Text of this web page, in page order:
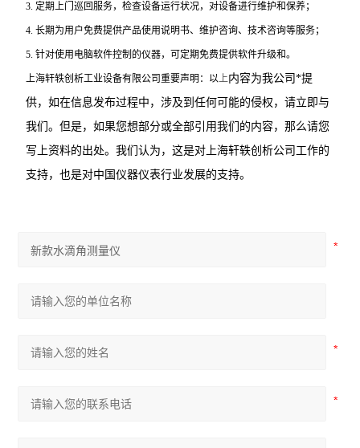
3. 定期上门巡回服务，检查设备运行状况，对设备进行维护和保养；
4.长期为用户免费提供产品使用说明书、维护咨询、技术咨询等服务；
5.针对使用电脑软件控制的仪器，可定期免费提供软件升级和。
上海轩轶创析工业设备有限公司重要声明：以上内容为我公司*提
供，如在信息发布过程中，涉及到任何可能的侵权，请立即与
我们。但是，如果您想部分或全部引用我们的内容，那么请您
写上资料的出处。我们认为，这是对上海轩轶创析公司工作的
支持，也是对中国仪器仪表行业发展的支持。